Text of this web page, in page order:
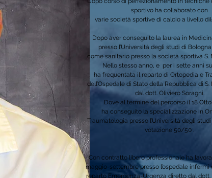
sportivo ha collaborato con
varie società sportive di calcio a livello
Dopo aver conseguito la laurea in
presso l’Università degli studi di
come sanitario presso la società sportiva S.
Nello stesso anno, e per i sette anni
ha frequentata il reparto di Ortopedia e
dell’Ospedale di Stato della Repubblica di
dal dott. Oliviero Soragni.
Dove al termine del percorso il 18
ha conseguito la specializzazione in
Traumatologia presso l’Università degli
votazione 50/50 .
Con contratto libero professionale ha
maggio-settembre presso l’ospedale
reparto Emergenza-Urgenza diretto dal